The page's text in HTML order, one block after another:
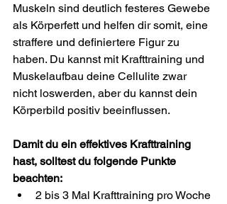
Muskeln sind deutlich festeres Gewebe
als Körperfett und helfen dir somit, eine
straffere und definiertere Figur zu
haben. Du kannst mit Krafttraining und
Muskelaufbau deine Cellulite zwar
nicht loswerden, aber du kannst dein
Körperbild positiv beeinflussen.
Damit du ein effektives Krafttraining
hast, solltest du folgende Punkte
beachten:
2 bis 3 Mal Krafttraining pro Woche